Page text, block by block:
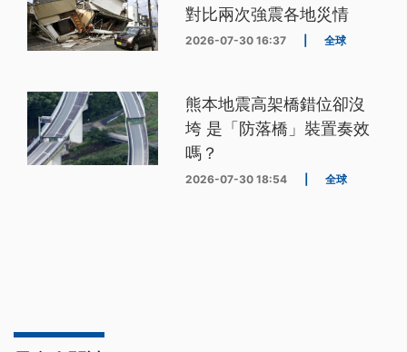
對比兩次強震各地災情
2026-07-30 16:37 全球
熊本地震高架橋錯位卻沒
垮 是「防落橋」裝置奏效
嗎？
2026-07-30 18:54 全球